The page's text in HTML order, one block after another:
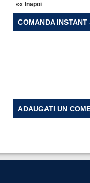
«« Inapoi
COMANDA
ADAUGATI UN